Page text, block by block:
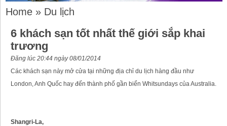
Home » Du lịch
6 khách sạn tốt nhất thế giới sắp khai
trương
Đăng lúc 20:44 ngày 08/01/2014
Các khách sạn này mở cửa tại những địa chỉ du lịch hàng đầu như
London, Anh Quốc hay đến thành phố gần biển Whitsundays của Australia.
Shangri-La,